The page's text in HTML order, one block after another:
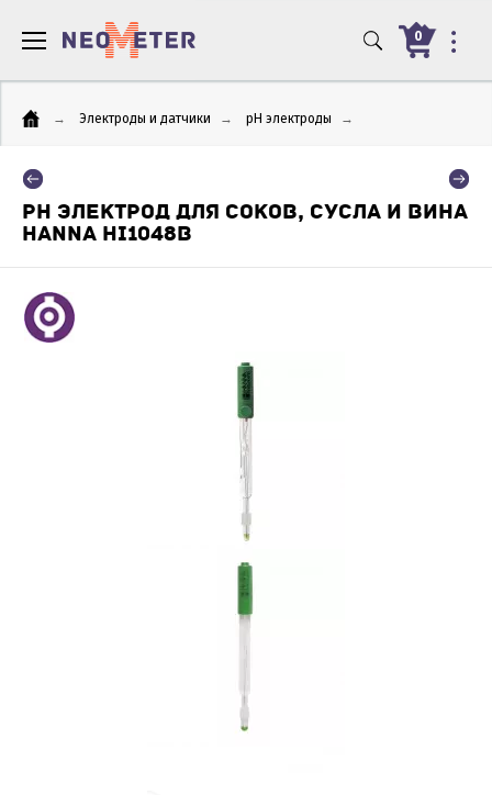
0
→ Электроды и датчики → pH электроды →
PH ЭЛЕКТРОД ДЛЯ СОКОВ, СУСЛА И ВИНА
HANNA HI1048B